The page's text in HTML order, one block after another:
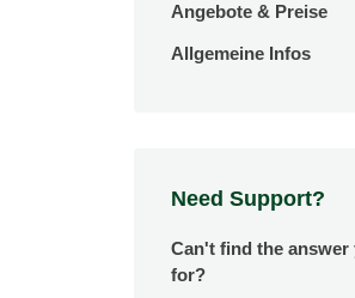
Angebote & Preise
Allgemeine Infos
Need Support?
Can't find the
for?